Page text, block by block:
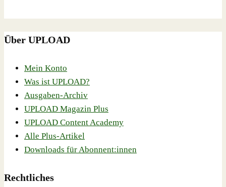
Über UPLOAD
Mein Konto
Was ist UPLOAD?
Ausgaben-Archiv
UPLOAD Magazin Plus
UPLOAD Content Academy
Alle Plus-Artikel
Downloads für Abonnent:innen
Rechtliches